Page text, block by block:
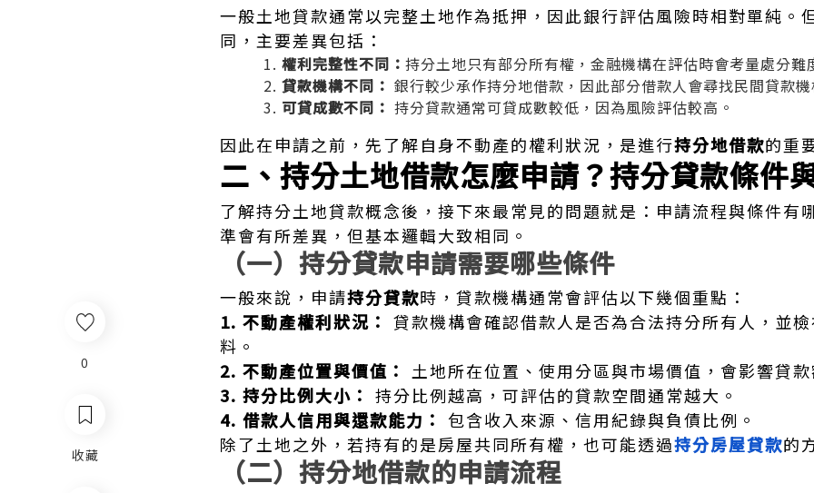
0
收藏
一般土地貸款通常以完整土地作為抵押，因此銀行評估風險時相對單純。
同，主要差異包括：
權利完整性不同： 持分土地只有部分所有權，金融機構在評估時會考量處分難
貸款機構不同： 銀行較少承作持分地借款，因此部分借款人會尋找民間貸款機
可貸成數不同： 持分貸款通常可貸成數較低，因為風險評估較高。
因此在申請之前，先了解自身不動產的權利狀況，是進行持分地借款的重
二、持分土地借款怎麼申請？持分貸款條件
了解持分土地貸款概念後，接下來最常見的問題就是：申請流程與條件有
準會有所差異，但基本邏輯大致相同。
（一）持分貸款申請需要哪些條件
一般來說，申請持分貸款時，貸款機構通常會評估以下幾個重點：
1. 不動產權利狀況： 貸款機構會確認借款人是否為合法持分所有人，並
料。
2. 不動產位置與價值：
土地所在位置、使用分區與市場價值，會影響貸款
3. 持分比例大小： 持分比例越高，可評估的貸款空間通常越大。
4. 借款人信用與還款能力： 包含收入來源、信用紀錄與負債比例。
除了土地之外，若持有的是房屋共同所有權，也可能透過持分房屋貸款的
（二）持分地借款的申請流程